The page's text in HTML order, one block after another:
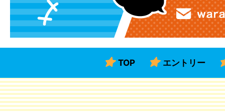
TOP エントリー